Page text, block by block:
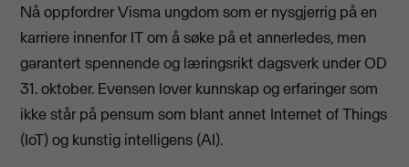
Nå oppfordrer Visma ungdom som er nysgjerrig på en
karriere innenfor IT om å søke på et annerledes, men
garantert spennende og læringsrikt dagsverk under OD
31. oktober. Evensen lover kunnskap og erfaringer som
ikke står på pensum som blant annet Internet of Things
(IoT) og kunstig intelligens (AI).